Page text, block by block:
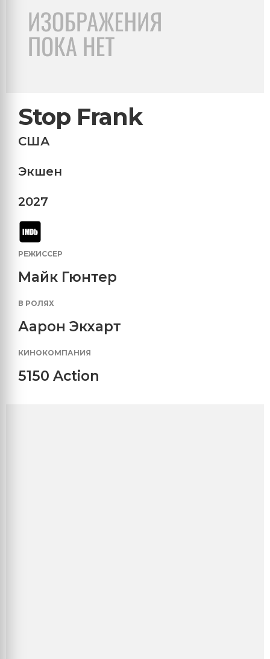
Stop Frank
США
Экшен
2027
РЕЖИССЕР
Майк Гюнтер
В РОЛЯХ
Аарон Экхарт
КИНОКОМПАНИЯ
5150 Action